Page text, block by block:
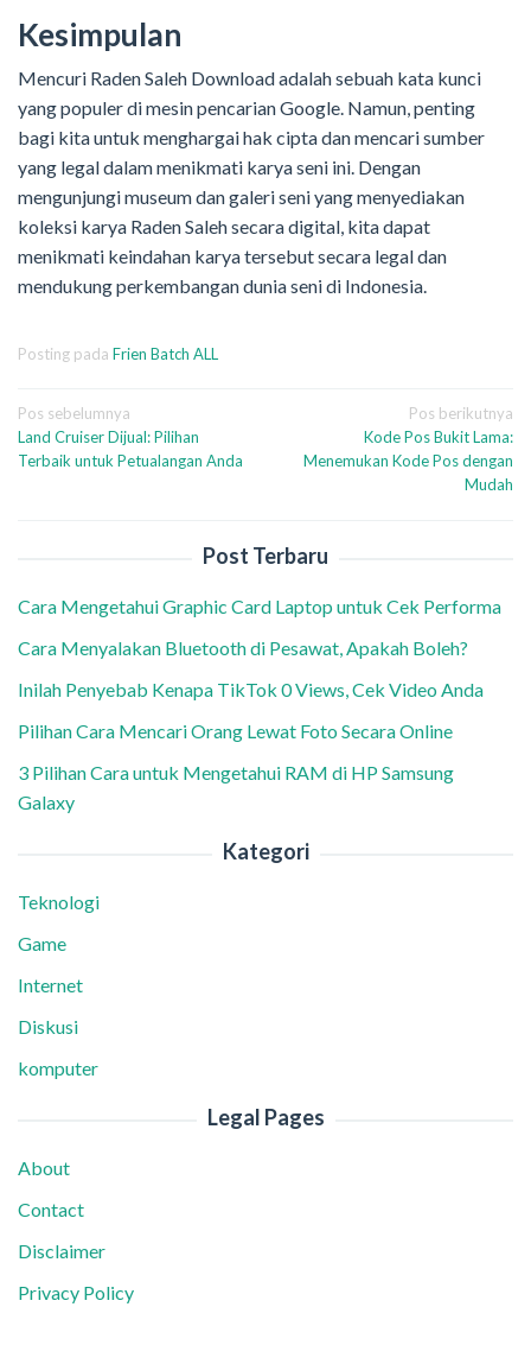
Kesimpulan
Mencuri Raden Saleh Download adalah sebuah kata kunci
yang populer di mesin pencarian Google. Namun, penting
bagi kita untuk menghargai hak cipta dan mencari sumber
yang legal dalam menikmati karya seni ini. Dengan
mengunjungi museum dan galeri seni yang menyediakan
koleksi karya Raden Saleh secara digital, kita dapat
menikmati keindahan karya tersebut secara legal dan
mendukung perkembangan dunia seni di Indonesia.
Posting pada Frien Batch ALL
Navigasi
pos
Pos sebelumnya
Land Cruiser Dijual: Pilihan
Terbaik untuk Petualangan Anda
Pos berikutnya
Kode Pos Bukit Lama:
Menemukan Kode Pos dengan
Mudah
Post Terbaru
Cara Mengetahui Graphic Card Laptop untuk Cek Performa
Cara Menyalakan Bluetooth di Pesawat, Apakah Boleh?
Inilah Penyebab Kenapa TikTok 0 Views, Cek Video Anda
Pilihan Cara Mencari Orang Lewat Foto Secara Online
3 Pilihan Cara untuk Mengetahui RAM di HP Samsung
Galaxy
Kategori
Teknologi
Game
Internet
Diskusi
komputer
Legal Pages
About
Contact
Disclaimer
Privacy Policy